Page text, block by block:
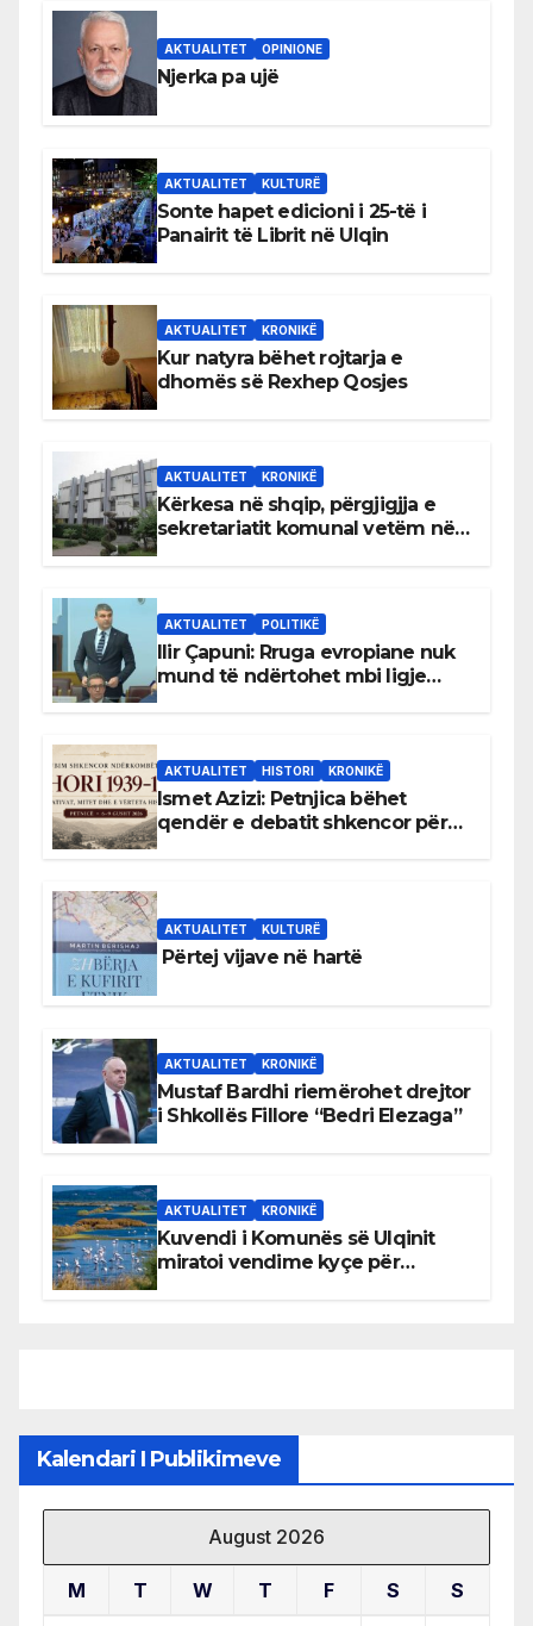
AKTUALITET OPINIONE
Njerka pa ujë
AKTUALITET KULTURË
Sonte hapet edicioni i 25-të i
Panairit të Librit në Ulqin
AKTUALITET KRONIKË
Kur natyra bëhet rojtarja e
dhomës së Rexhep Qosjes
AKTUALITET KRONIKË
Kërkesa në shqip, përgjigjja e
sekretariatit komunal vetëm në
AKTUALITET POLITIKË
Ilir Çapuni: Rruga evropiane nuk
mund të ndërtohet mbi ligje
AKTUALITET HISTORI KRONIKË
Ismet Azizi: Petnjica bëhet
qendër e debatit shkencor për
AKTUALITET KULTURË
Përtej vijave në hartë
AKTUALITET KRONIKË
Mustaf Bardhi riemërohet drejtor
i Shkollës Fillore “Bedri Elezaga”
AKTUALITET KRONIKË
Kuvendi i Komunës së Ulqinit
miratoi vendime kyçe për
Kalendari I Publikimeve
August 2026
M T W T F S S